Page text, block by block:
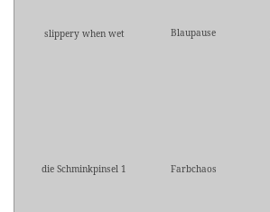
slippery when wet Blaupause
die Schminkpinsel 1
Farbchaos